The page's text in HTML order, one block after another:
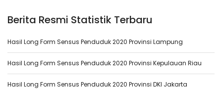
Berita Resmi Statistik Terbaru
Hasil Long Form Sensus Penduduk 2020 Provinsi Lampung
Hasil Long Form Sensus Penduduk 2020 Provinsi Kepulauan Riau
Hasil Long Form Sensus Penduduk 2020 Provinsi DKI Jakarta